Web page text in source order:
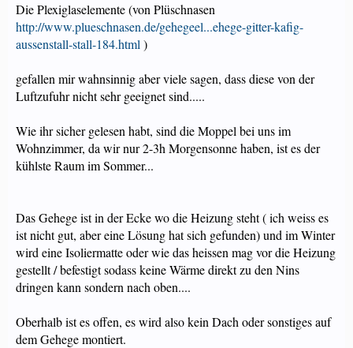
Die Plexiglaselemente (von Plüschnasen
http://www.plueschnasen.de/gehegeel...ehege-gitter-kafig-
aussenstall-stall-184.html )
gefallen mir wahnsinnig aber viele sagen, dass diese von der
Luftzufuhr nicht sehr geeignet sind.....
Wie ihr sicher gelesen habt, sind die Moppel bei uns im
Wohnzimmer, da wir nur 2-3h Morgensonne haben, ist es der
kühlste Raum im Sommer...
Das Gehege ist in der Ecke wo die Heizung steht ( ich weiss es
ist nicht gut, aber eine Lösung hat sich gefunden) und im Winter
wird eine Isoliermatte oder wie das heissen mag vor die Heizung
gestellt / befestigt sodass keine Wärme direkt zu den Nins
dringen kann sondern nach oben....
Oberhalb ist es offen, es wird also kein Dach oder sonstiges auf
dem Gehege montiert.